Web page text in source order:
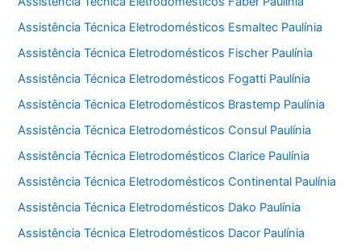
Assistência Técnica Eletrodomésticos Esmaltec Paulínia
Assistência Técnica Eletrodomésticos Fischer Paulínia
Assistência Técnica Eletrodomésticos Fogatti Paulínia
Assistência Técnica Eletrodomésticos Brastemp Paulínia
Assistência Técnica Eletrodomésticos Consul Paulínia
Assistência Técnica Eletrodomésticos Clarice Paulínia
Assistência Técnica Eletrodomésticos Continental Paulínia
Assistência Técnica Eletrodomésticos Dako Paulínia
Assistência Técnica Eletrodomésticos Dacor Paulínia